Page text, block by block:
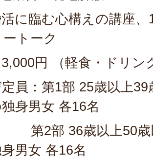
に臨む心構えの講座
トーク
円 （軽食・ドリン
員：第1部 25歳以上
身男女 各16名
36歳以上50歳以下
男女 各16名